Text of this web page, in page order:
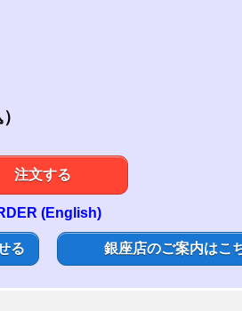
注文する
(English)
る 銀座店のご案内はこ